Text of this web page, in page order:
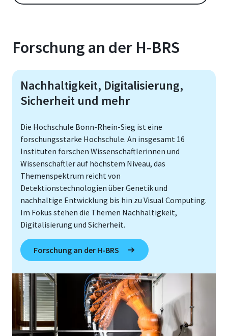
Forschung an der H-BRS
Nachhaltigkeit, Digitalisierung,
Sicherheit und mehr
Die Hochschule Bonn-Rhein-Sieg ist eine
forschungsstarke Hochschule. An insgesamt 16
Instituten forschen Wissenschaftlerinnen und
Wissenschaftler auf höchstem Niveau, das
Themenspektrum reicht von
Detektionstechnologien über Genetik und
nachhaltige Entwicklung bis hin zu Visual Computing.
Im Fokus stehen die Themen Nachhaltigkeit,
Digitalisierung und Sicherheit.
Forschung an der H-BRS